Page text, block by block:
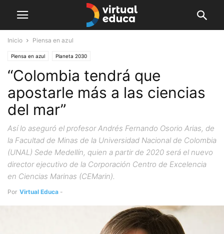
Inicio Piensa en azul
Piensa en azul Planeta 2030
“Colombia tendrá que
apostarle más a las ciencias
del mar”
Así lo aseguró el profesor Andrés Fernando Osorio Arias, de
la Facultad de Minas de la Universidad Nacional de Colombia
(UNAL) Sede Medellín, quien a partir de 2020 será el nuevo
director ejecutivo de la Corporación Centro de Excelencia
en Ciencias Marinas (CEMarin).
Por Virtual Educa -